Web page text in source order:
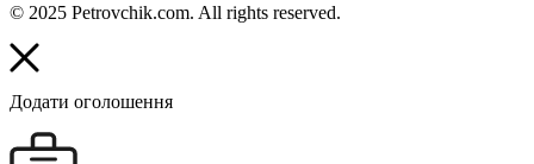
© 2025 Petrovchik.com. All rights reserved.
Додати оголошення